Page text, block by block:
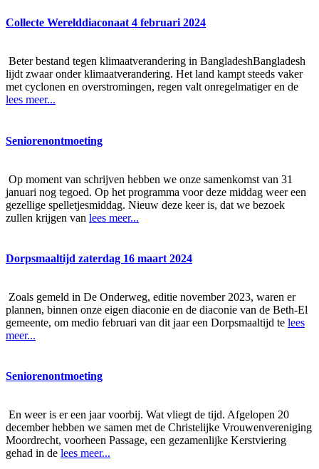
Collecte Werelddiaconaat 4 februari 2024
Beter bestand tegen klimaatverandering in BangladeshBangladesh
lijdt zwaar onder klimaatverandering. Het land kampt steeds vaker
met cyclonen en overstromingen, regen valt onregelmatiger en de
lees meer...
Seniorenontmoeting
Op moment van schrijven hebben we onze samenkomst van 31
januari nog tegoed. Op het programma voor deze middag weer een
gezellige spelletjesmiddag. Nieuw deze keer is, dat we bezoek
zullen krijgen van lees meer...
Dorpsmaaltijd zaterdag 16 maart 2024
Zoals gemeld in De Onderweg, editie november 2023, waren er
plannen, binnen onze eigen diaconie en de diaconie van de Beth-El
gemeente, om medio februari van dit jaar een Dorpsmaaltijd te lees
meer...
Seniorenontmoeting
En weer is er een jaar voorbij. Wat vliegt de tijd. Afgelopen 20
december hebben we samen met de Christelijke Vrouwenvereniging
Moordrecht, voorheen Passage, een gezamenlijke Kerstviering
gehad in de lees meer...